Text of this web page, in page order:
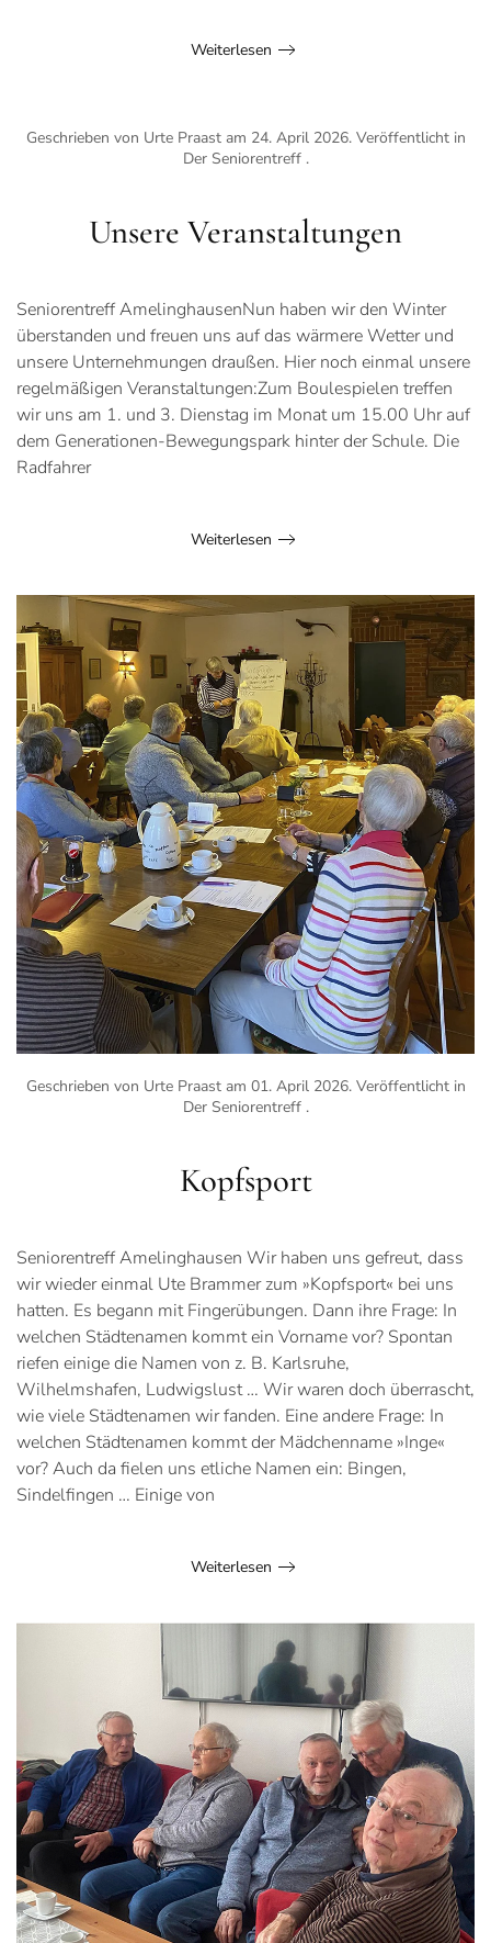
Weiterlesen
Geschrieben von Urte Praast am 24. April 2026. Veröffentlicht in
Der Seniorentreff .
Unsere Veranstaltungen
Seniorentreff AmelinghausenNun haben wir den Winter
überstanden und freuen uns auf das wärmere Wetter und
unsere Unternehmungen draußen. Hier noch einmal unsere
regelmäßigen Veranstaltungen:Zum Boulespielen treffen
wir uns am 1. und 3. Dienstag im Monat um 15.00 Uhr auf
dem Generationen-Bewegungspark hinter der Schule. Die
Radfahrer
Weiterlesen
Geschrieben von Urte Praast am 01. April 2026. Veröffentlicht in
Der Seniorentreff .
Kopfsport
Seniorentreff Amelinghausen Wir haben uns gefreut, dass
wir wieder einmal Ute Brammer zum »Kopfsport« bei uns
hatten. Es begann mit Fingerübungen. Dann ihre Frage: In
welchen Städtenamen kommt ein Vorname vor? Spontan
riefen einige die Namen von z. B. Karlsruhe,
Wilhelmshafen, Ludwigslust … Wir waren doch überrascht,
wie viele Städtenamen wir fanden. Eine andere Frage: In
welchen Städtenamen kommt der Mädchenname »Inge«
vor? Auch da fielen uns etliche Namen ein: Bingen,
Sindelfingen … Einige von
Weiterlesen